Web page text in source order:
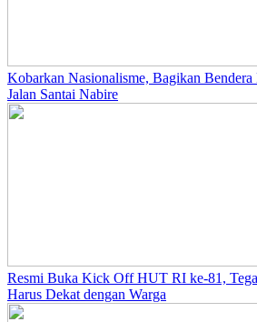
Kobarkan Nasionalisme, Bagikan
Jalan Santai Nabire
Resmi Buka Kick Off HUT RI ke-81,
Harus Dekat dengan Warga